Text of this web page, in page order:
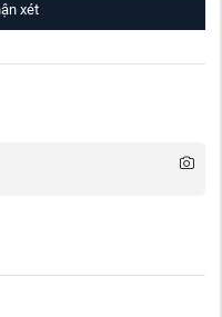
xét